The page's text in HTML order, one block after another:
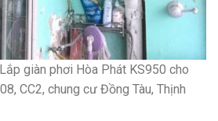
giàn phơi Hòa Phát KS950 cho
CC2, chung cư Đồng Tàu, Thịnh